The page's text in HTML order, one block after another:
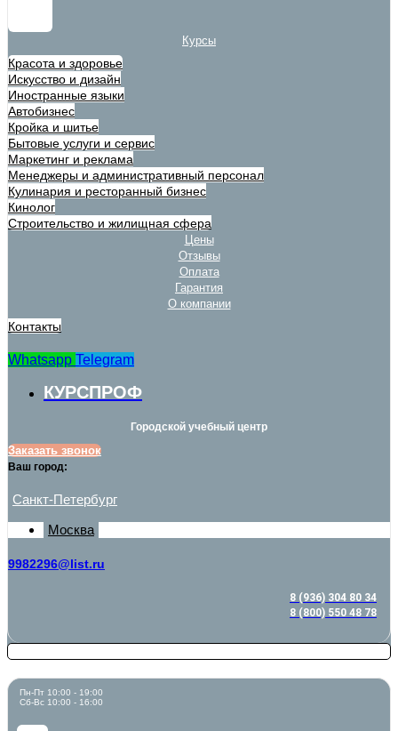
Курсы
Красота и здоровье
Искусство и дизайн
Иностранные языки
Автобизнес
Кройка и шитье
Бытовые услуги и сервис
Маркетинг и реклама
Менеджеры и административный персонал
Кулинария и ресторанный бизнес
Кинолог
Строительство и жилищная сфера
Цены
Отзывы
Оплата
Гарантия
О компании
Контакты
Whatsapp Telegram
КУРСПРОФ
Городской учебный центр
Заказать звонок
Ваш город:
Санкт-Петербург
Москва
9982296@list.ru
8 (936) 304 80 34
8 (800) 550 48 78
Пн-Пт 10:00 - 19:00
Сб-Вс 10:00 - 16:00